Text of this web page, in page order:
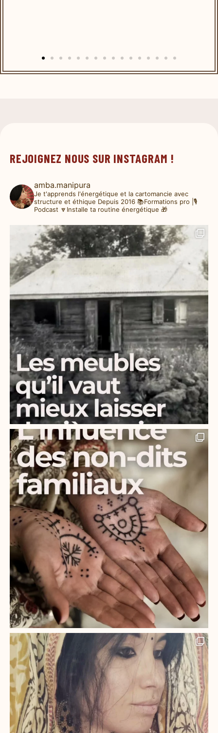
REJOIGNEZ NOUS SUR INSTAGRAM !
amba.manipura
Je t'apprends l'énergétique et la cartomancie avec
structure et éthique Depuis 2016 📚Formations pro |🎙️
Podcast 🔽Installe ta routine énergétique 🎁